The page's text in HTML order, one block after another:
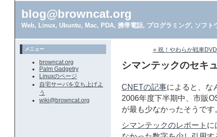
blog@browncat.org
Web, Linux, Ubuntu, Mac, PDA, 携帯電話, プログラミング, ソフト
« 祝！やわらか戦車
シマンテックのセキ
CNETの記事によると、な
2006年度下半期中、市販
が最も少なかったそうで
シマンテックのレポート に
メニュー
browncat.org
Palm Gadgetry
Linuxのページ
自宅サーバを立ち上げよ
う
wiki@browncat.org